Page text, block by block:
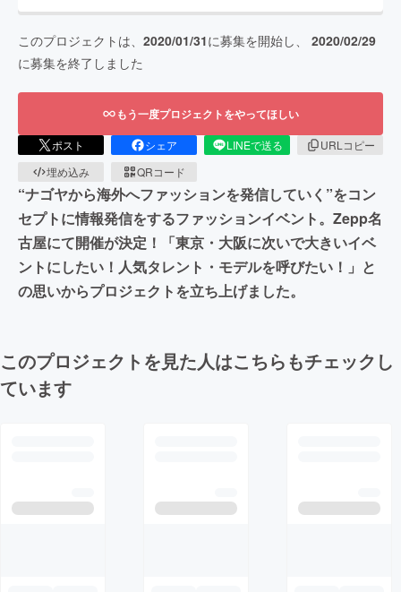
このプロジェクトは、 2020/01/31に募集を開始し、 2020/02/29
に募集を終了しました
もう一度プロジェクトをやってほしい
ポスト シェア LINEで送る
URLコピー
埋め込み
QRコード
“ナゴヤから海外へファッションを発信していく”をコン
セプトに情報発信をするファッションイベント。Zepp名
古屋にて開催が決定！「東京・大阪に次いで大きいイベ
ントにしたい！人気タレント・モデルを呼びたい！」と
の思いからプロジェクトを立ち上げました。
このプロジェクトを見た人はこちらもチェックし
ています